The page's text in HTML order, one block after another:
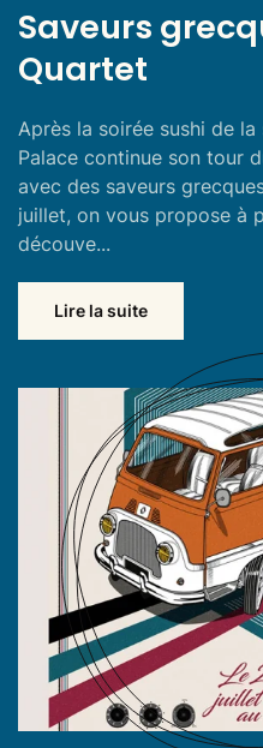
Saveurs
Quartet
Après la soirée sushi de
Palace continue son tour
avec des saveurs
juillet, on vous propose à
découve...
Lire la suite